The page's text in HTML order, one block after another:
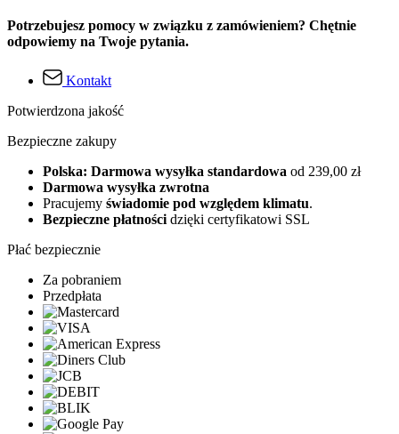
Potrzebujesz pomocy w związku z zamówieniem? Chętnie
odpowiemy na Twoje pytania.
Kontakt
Potwierdzona jakość
Bezpieczne zakupy
Polska: Darmowa wysyłka standardowa od 239,00 zł
Darmowa wysyłka zwrotna
Pracujemy świadomie pod względem klimatu.
Bezpieczne płatności dzięki certyfikatowi SSL
Płać bezpiecznie
Za pobraniem
Przedpłata